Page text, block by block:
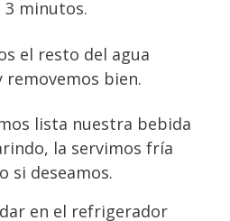
minutos.
el resto del agua
removemos bien.
lista nuestra bebida
la servimos fría
si deseamos.
en el refrigerador